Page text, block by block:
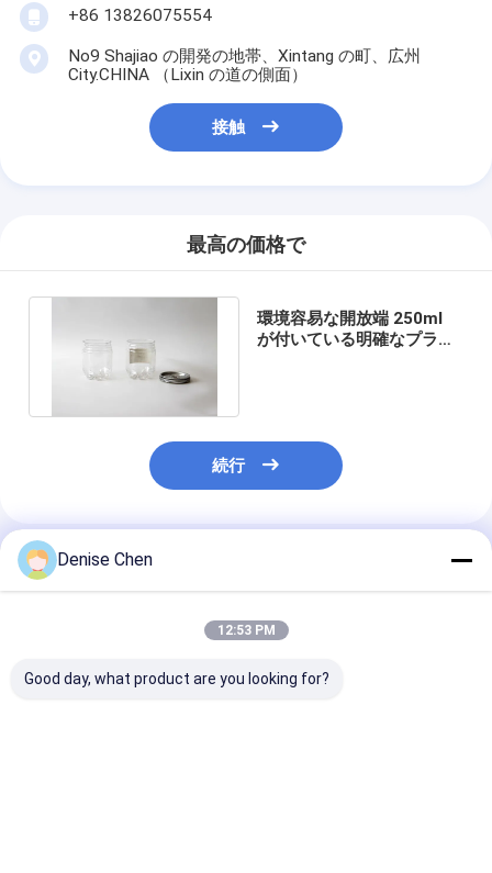
+86 13826075554
No9 Shajiao の開発の地帯、Xintang の町、広州
City.CHINA （Lixin の道の側面）
接触
最高の価格で
環境容易な開放端 250ml
が付いている明確なプラス
続行
推薦されたプロダクト
Denise Chen
12:53 PM
Good day, what product are you looking for?